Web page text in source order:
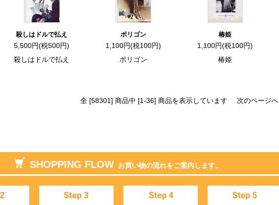
殺しはドルで払え
5,500円(税500円)
殺しはドルで払え
ポリゴン
1,100円(税100円)
ポリゴン
椿姫
1,100円(税100円)
椿姫
全 [58301] 商品中 [1-36] 商品を表示しています 次のページへ
SHOPPING FLOW お買い物の流れをご案内します。